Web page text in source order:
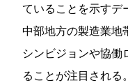
ていることを示すデ
中部地方の製造業地
シンビジョンや協働
ることが注目される。